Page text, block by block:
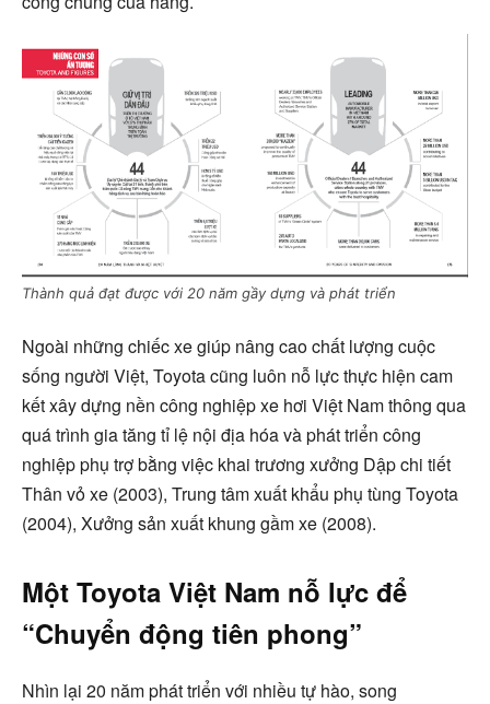
Thành quả đạt được với 20 năm gầy dựng và phát triển
Ngoài những chiếc xe giúp nâng cao chất lượng cuộc
sống người Việt, Toyota cũng luôn nỗ lực thực hiện cam
kết xây dựng nền công nghiệp xe hơi Việt Nam thông qua
quá trình gia tăng tỉ lệ nội địa hóa và phát triển công
nghiệp phụ trợ bằng việc khai trương xưởng Dập chi tiết
Thân vỏ xe (2003), Trung tâm xuất khẩu phụ tùng Toyota
(2004), Xưởng sản xuất khung gầm xe (2008).
Một Toyota Việt Nam nỗ lực để
“Chuyển động tiên phong”
Nhìn lại 20 năm phát triển với nhiều tự hào, song